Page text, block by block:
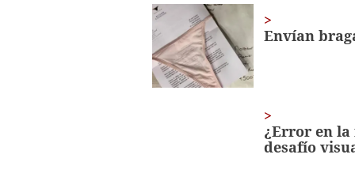
Envían
¿Error en la
desafío